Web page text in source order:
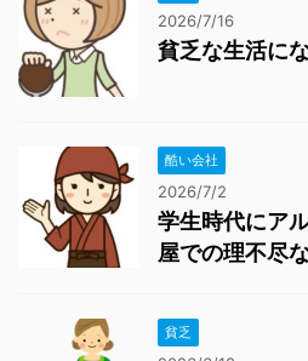
2026/7/16
貧乏な生活に
酷い会社
2026/7/2
学生時代にア
屋での理不尽
貧乏